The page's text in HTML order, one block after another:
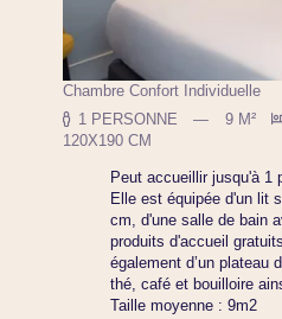
Chambre Confort Individuelle
1 PERSONNE
9 M²
120X190 CM
Peut accueillir jusqu'à 1
Elle est équipée d'un lit
cm, d'une salle de bain
produits d'accueil
également d’un plateau
thé, café et bouilloire
Taille moyenne : 9m2